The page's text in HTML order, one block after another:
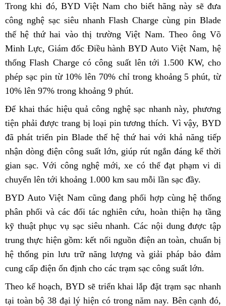
Trong khi đó, BYD Việt Nam cho biết hãng này sẽ đưa
công nghệ sạc siêu nhanh Flash Charge cùng pin Blade
thế hệ thứ hai vào thị trường Việt Nam. Theo ông Võ
Minh Lực, Giám đốc Điều hành BYD Auto Việt Nam, hệ
thống Flash Charge có công suất lên tới 1.500 KW, cho
phép sạc pin từ 10% lên 70% chỉ trong khoảng 5 phút, từ
10% lên 97% trong khoảng 9 phút.
Để khai thác hiệu quả công nghệ sạc nhanh này, phương
tiện phải được trang bị loại pin tương thích. Vì vậy, BYD
đã phát triển pin Blade thế hệ thứ hai với khả năng tiếp
nhận dòng điện công suất lớn, giúp rút ngắn đáng kể thời
gian sạc. Với công nghệ mới, xe có thể đạt phạm vi di
chuyển lên tới khoảng 1.000 km sau mỗi lần sạc đầy.
BYD Auto Việt Nam cũng đang phối hợp cùng hệ thống
phân phối và các đối tác nghiên cứu, hoàn thiện hạ tầng
kỹ thuật phục vụ sạc siêu nhanh. Các nội dung được tập
trung thực hiện gồm: kết nối nguồn điện an toàn, chuẩn bị
hệ thống pin lưu trữ năng lượng và giải pháp bảo đảm
cung cấp điện ổn định cho các trạm sạc công suất lớn.
Theo kế hoạch, BYD sẽ triển khai lắp đặt trạm sạc nhanh
tại toàn bộ 38 đại lý hiện có trong năm nay. Bên cạnh đó,